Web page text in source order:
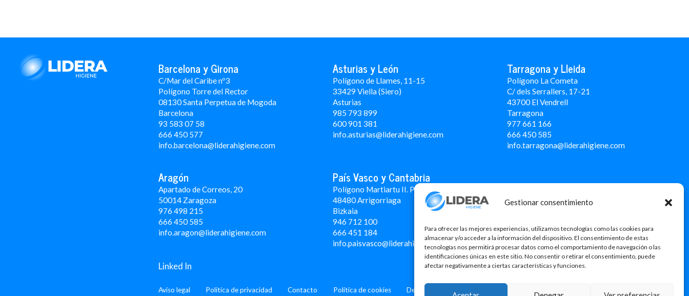
Gestionar consentimiento
Para ofrecer las mejores experiencias, utilizamos tecnologías como las cookies para
almacenar y/o acceder a la información del dispositivo. El consentimiento de estas
tecnologías nos permitirá procesar datos como el comportamiento de navegación o las
identificaciones únicas en este sitio. No consentir o retirar el consentimiento, puede
afectar negativamente a ciertas características y funciones.
Barcelona y Girona
C/Mar del Caribe nº3
Polígono Torre del Rector
08130 Santa Perpetua de Mogoda
Barcelona
93 583 07 58
666 450 577
info.barcelona@liderahigiene.com
Asturias y León
Polígono de Llames, 11-15
33429 Viella (Siero)
Asturias
985 793 899
600 901 381
info.asturias@liderahigiene.com
Tarragona y Lleida
Polígono La Cometa
C/ dels Serrallers, 17-21
43700 El Vendrell
Tarragona
977 661 166
666 450 585
info.tarragona@liderahigiene.com
Aragón
Apartado de Correos, 20
50014 Zaragoza
976 498 215
666 450 585
info.aragon@liderahigiene.com
País Vasco y Cantabria
Polígono Martiartu II. Pabellón 4A
48480 Arrigorriaga
Bizkaia
946 712 100
666 451 184
info.paisvasco@liderahigiene.com
Linked In
Aviso legal Política de privacidad Contacto Política de cookies Design: MgComunicació